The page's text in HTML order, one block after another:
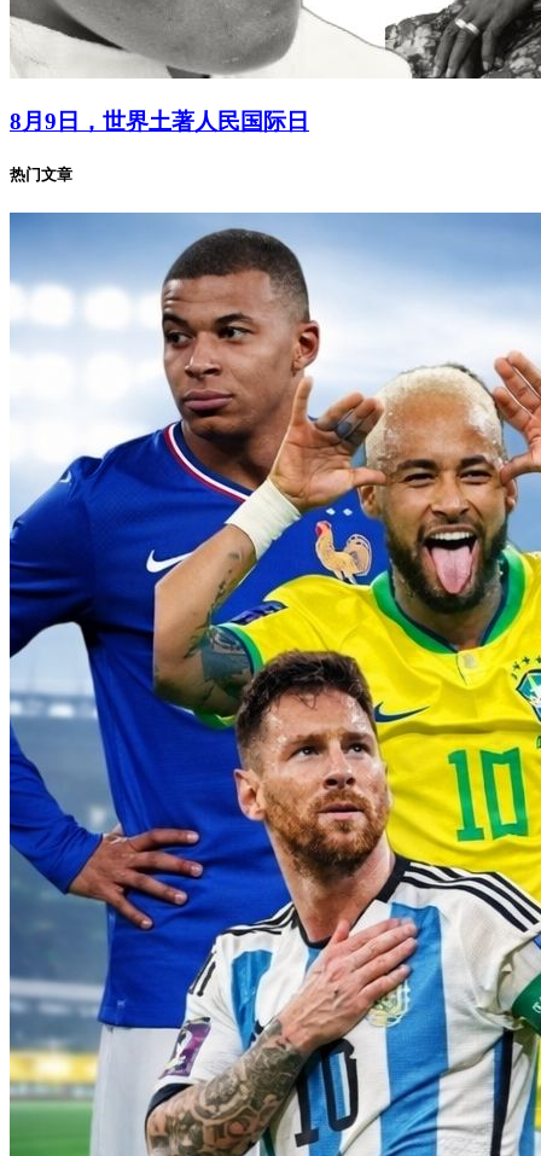
8月9日，世界土著人民国际日
热门文章